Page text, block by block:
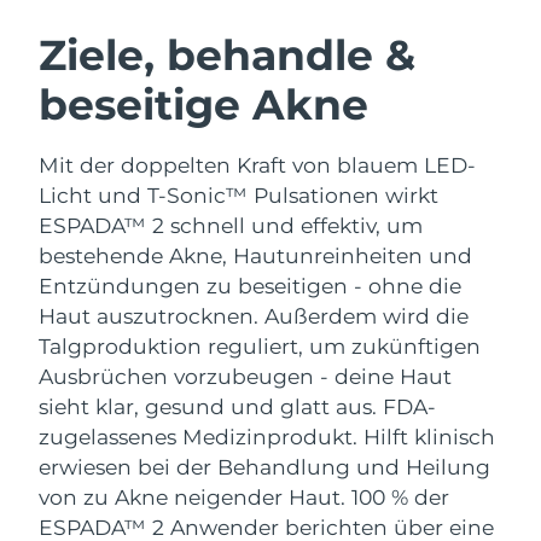
Ziele, behandle &
beseitige Akne
Mit der doppelten Kraft von blauem LED-
Licht und T-Sonic™ Pulsationen wirkt
ESPADA™ 2 schnell und effektiv, um
bestehende Akne, Hautunreinheiten und
Entzündungen zu beseitigen - ohne die
Haut auszutrocknen. Außerdem wird die
Talgproduktion reguliert, um zukünftigen
Ausbrüchen vorzubeugen - deine Haut
sieht klar, gesund und glatt aus. FDA-
zugelassenes Medizinprodukt. Hilft klinisch
erwiesen bei der Behandlung und Heilung
von zu Akne neigender Haut. 100 % der
ESPADA™ 2 Anwender berichten über eine
LUNA™ 4 Set
Anti-aging massage
LUNA™ 4 Plus
Massage, LED heating
LUNA™ 4 Men
For men, anti-aging massage
BEAR™ 2 Set
Microcurrent toning
BEAR™ 2 go
Microcurrent toning on-the-go
BEAR™ 2 eyes & lips
Microcurrent line smoothing device
Hydratisierung
UFO™ 3 Set
Deep facial hydration
UFO™ 3 LED
Near-infrared and red light therapy
device
Mundpflege
issa™ 4
Hybrid silicone sonic toothbrush
issa™ 4 plus
Smart hybrid silicone sonic toothbrush
FAQ™ ANTI-AGING-BEHANDLUNG
Anti-aging LED-Behandlungen
NEW
Österreich Erwartete Lieferung
Bahrain Erwartete Lieferung
Belgien Erwartete Lieferung8/10/26
Bermuda Erwartete Lieferung
Bosnien und
Herzegowina
Erwartete Lieferung
Brunei Darussalam Erwartete Lieferung8/15/26
Bulgarien Erwartete Lieferung8/10/26
Kanada Erwartete Lieferung 8/14/26